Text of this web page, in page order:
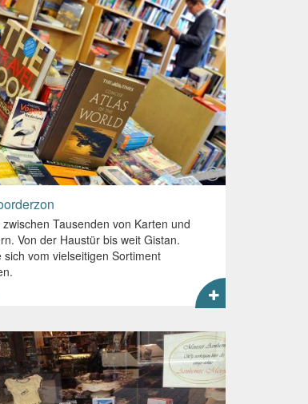
zwischen Tausenden von Karten und
Von der Haustür bis weit Gistan.
sich vom vielseitigen Sortiment